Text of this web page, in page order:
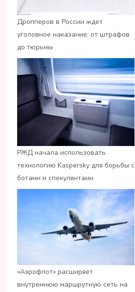
Дропперов в России ждет
уголовное наказание: от штрафов
до тюрьмы
РЖД начала использовать
технологию Kaspersky для борьбы с
ботами и спекулянтами
«Аэрофлот» расширяет
внутреннюю маршрутную сеть на